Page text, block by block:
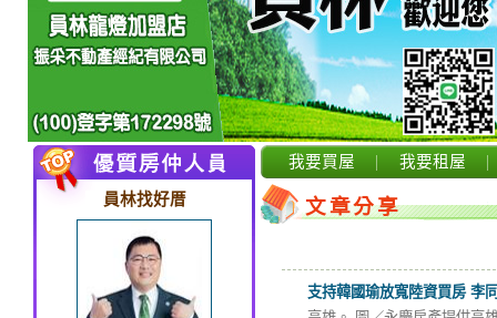
員林找好厝
我要買屋 我要租屋
文章分享
支持韓國瑜放寬陸資買房 李